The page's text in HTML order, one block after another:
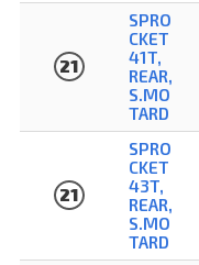
21
SPRO
CKET
41T,
REAR,
S.MO
TARD
21
SPRO
CKET
43T,
REAR,
S.MO
TARD